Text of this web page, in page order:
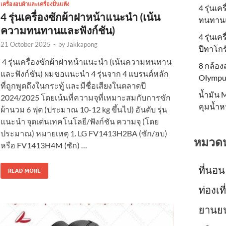
เครื่องอบผ้าและเครื่องปั่นแห้ง
4 รุ่นเครื่องซักผ้าฝาหน้าแนะนำ (เน้น
ความทนทานและฟังก์ชัน)
21 October 2025 - by Jakkapong
4 รุ่นเครื่องซักผ้าฝาหน้าแนะนำ (เน้นความทนทาน
และฟังก์ชัน) ผมขอแนะนำ 4 รุ่นจาก 4 แบรนด์หลัก
ที่ถูกพูดถึงในกระทู้ และมีชื่อเสียงในตลาดปี
2024/2025 โดยเน้นที่ความจุที่เหมาะสมกับการซัก
ผ้านวม 6 ฟุต (ประมาณ 10-12 kg ขึ้นไป) อันดับ รุ่น
แนะนำ จุดเด่นเทคโนโลยี/ฟังก์ชัน ความจุ (โดย
ประมาณ) หมายเหตุ 1. LG FV1413H2BA (ซัก/อบ)
หรือ FV1413H4M (ซัก) …
READ MORE
4 รุ่นเ
ทนทาน
4 รุ่นเค
ปีทาโก
8 กล้อ
น้ำมัน
คุมน้ำห
หมวด
ที่นอน
ท่องเ
ยานย